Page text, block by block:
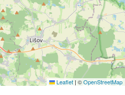
Leaflet | ©OpenStreetMap